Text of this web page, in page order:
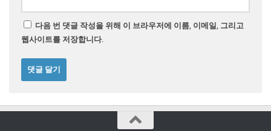
다음 번 댓글 작성을 위해 이 브라우저에 이름, 이메일, 그리고
웹사이트를 저장합니다.